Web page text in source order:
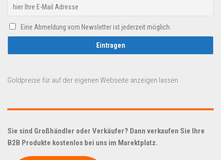
Eine Abmeldung vom Newsletter ist jederzeit möglich.
Goldpreise für auf der eigenen Webseite anzeigen lassen.
Sie sind Großhändler oder Verkäufer? Dann verkaufen Sie Ihre
B2B Produkte kostenlos bei uns im Marektplatz.